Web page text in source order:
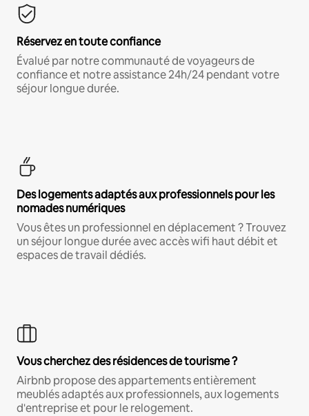
Réservez en toute confiance
Évalué par notre communauté de voyageurs de
confiance et notre assistance 24h/24 pendant votre
séjour longue durée.
Des logements adaptés aux professionnels pour les
nomades numériques
Vous êtes un professionnel en déplacement ? Trouvez
un séjour longue durée avec accès wifi haut débit et
espaces de travail dédiés.
Vous cherchez des résidences de tourisme ?
Airbnb propose des appartements entièrement
meublés adaptés aux professionnels, aux logements
d'entreprise et pour le relogement.